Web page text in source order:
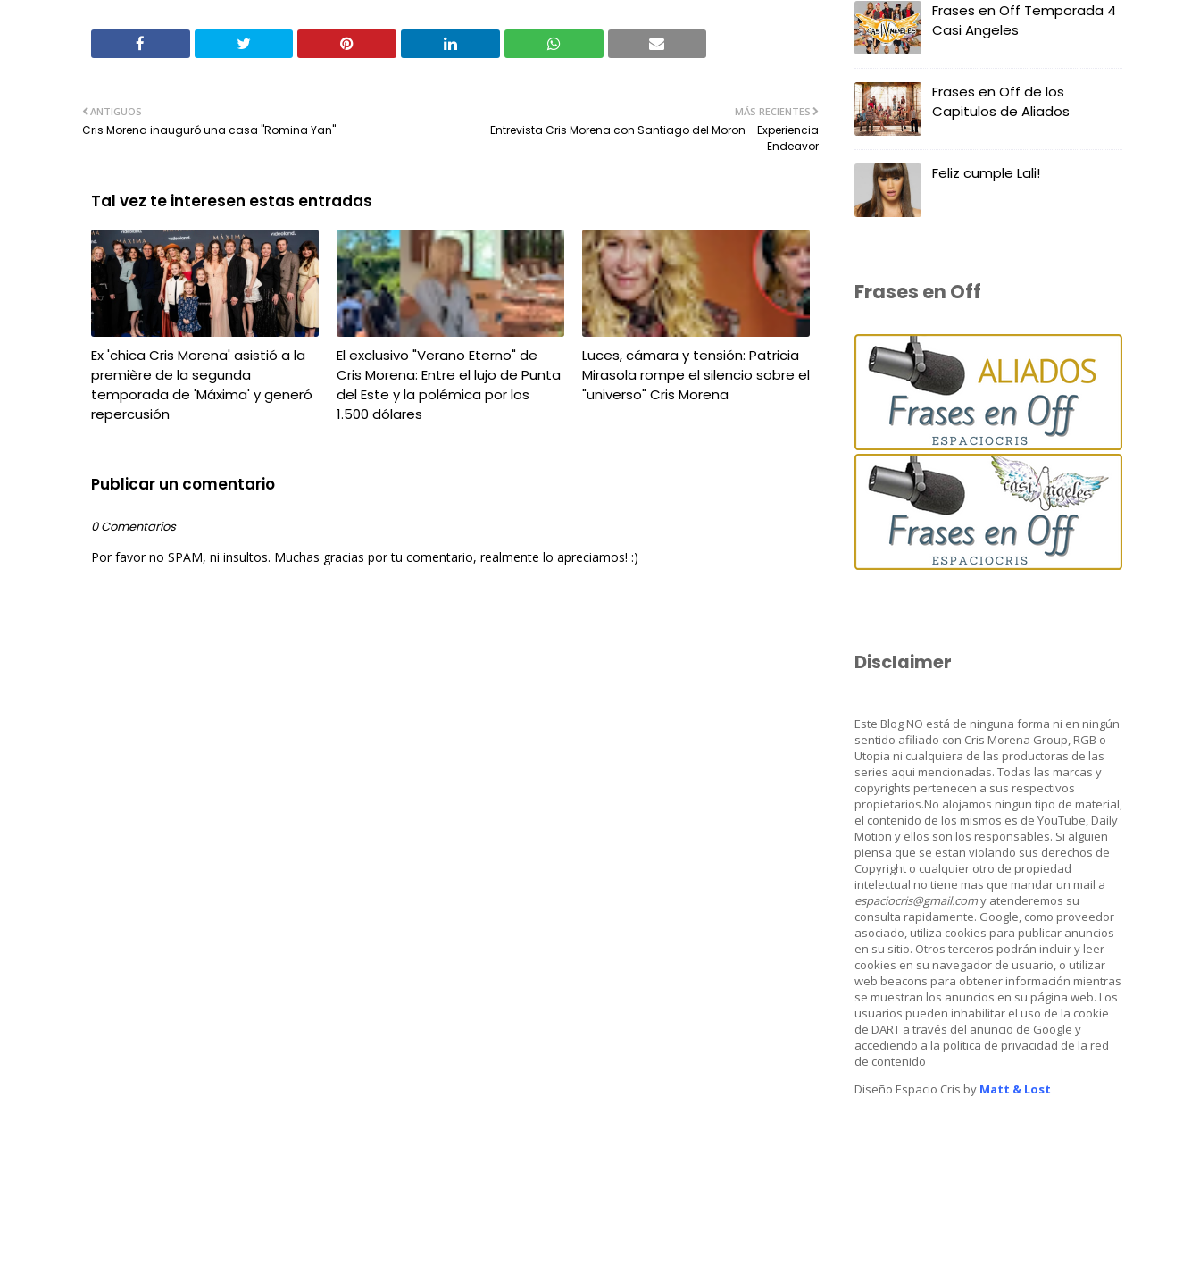
MÁS RECIENTES
Entrevista Cris Morena con Santiago del Moron - Experiencia
Endeavor
ANTIGUOS
Cris Morena inauguró una casa "Romina Yan"
Tal vez te interesen estas entradas
Ex 'chica Cris Morena' asistió a la
première de la segunda
temporada de 'Máxima' y generó
repercusión
El exclusivo "Verano Eterno" de
Cris Morena: Entre el lujo de Punta
del Este y la polémica por los
1.500 dólares
Luces, cámara y tensión: Patricia
Mirasola rompe el silencio sobre el
"universo" Cris Morena
Publicar un comentario
0 Comentarios
Por favor no SPAM, ni insultos. Muchas gracias por tu comentario, realmente lo apreciamos! :)
Frases en Off Temporada 4
Casi Angeles
Frases en Off de los
Capitulos de Aliados
Feliz cumple Lali!
Frases en Off
Disclaimer
Este Blog NO está de ninguna forma ni en ningún
sentido afiliado con Cris Morena Group, RGB o
Utopia ni cualquiera de las productoras de las
series aqui mencionadas. Todas las marcas y
copyrights pertenecen a sus respectivos
propietarios.No alojamos ningun tipo de material,
el contenido de los mismos es de YouTube, Daily
Motion y ellos son los responsables. Si alguien
piensa que se estan violando sus derechos de
Copyright o cualquier otro de propiedad
intelectual no tiene mas que mandar un mail a
espaciocris@gmail.comy atenderemos su
consulta rapidamente. Google, como proveedor
asociado, utiliza cookies para publicar anuncios
en su sitio. Otros terceros podrán incluir y leer
cookies en su navegador de usuario, o utilizar
web beacons para obtener información mientras
se muestran los anuncios en su página web. Los
usuarios pueden inhabilitar el uso de la cookie
de DART a través del anuncio de Google y
accediendo a la política de privacidad de la red
de contenido
Diseño Espacio Cris by Matt & Lost